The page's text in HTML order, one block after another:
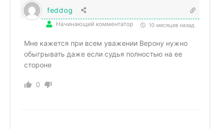
feddog
Начинающий комментатор 10 месяцев назад
Мне кажется при всем уважении Верону нужно
обыгрывать даже если судья полностью на ее
стороне
0